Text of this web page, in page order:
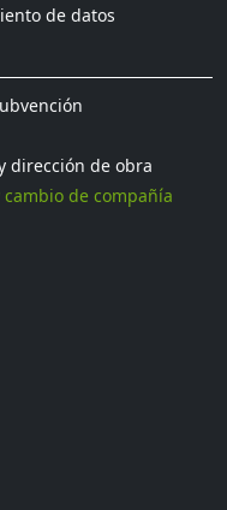
de datos
dirección de obra
de compañía